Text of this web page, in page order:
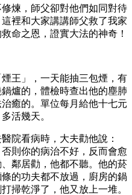
煉，師父卻對他們如同對待
裡和大家講講師父救了我家
命之恩，證實大法的神奇！
王」，一天能抽三包煙，有
爐的，體檢時查出他的塵肺
癒的。單位每月給他十七元
活幾天。
院看病時，大夫勸他說：
則你的病治不好，反而會愈
鄰居勸，他都不聽。他的菸
的功夫都不放過，廚房的鍋
掃乾淨了，他又放上一堆。